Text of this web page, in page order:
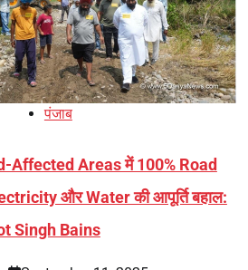
पंजाब
Affected Areas में 100% Road
और Water की आपूर्ति बहाल:
Singh Bains